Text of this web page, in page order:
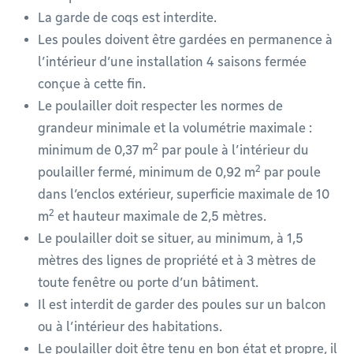
La garde de coqs est interdite.
Les poules doivent être gardées en permanence à
l’intérieur d’une installation 4 saisons fermée
conçue à cette fin.
Le poulailler doit respecter les normes de
grandeur minimale et la volumétrie maximale :
minimum de 0,37 m2 par poule à l’intérieur du
poulailler fermé, minimum de 0,92 m2 par poule
dans l’enclos extérieur, superficie maximale de 10
m2 et hauteur maximale de 2,5 mètres.
Le poulailler doit se situer, au minimum, à 1,5
mètres des lignes de propriété et à 3 mètres de
toute fenêtre ou porte d’un bâtiment.
Il est interdit de garder des poules sur un balcon
ou à l’intérieur des habitations.
Le poulailler doit être tenu en bon état et propre, il